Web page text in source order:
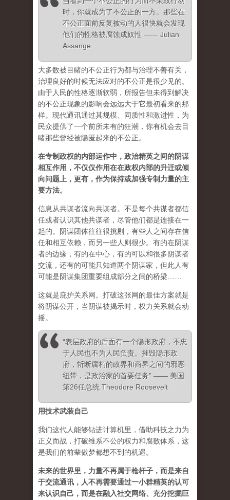
时，你就成为了不公正的一方。那些在
不公正面前反复被动的人很快就会发现
他们的性格被腐蚀成奴性 —— Julian
Assange
大多数被目睹的不公正行为都与治理不善有关，
治理良好的时候无法应对的不公正是很少见的。
由于人民的性格逐渐软弱，所报告但未得到解决
的不公正现象的影响会远远大于它最初看来的那
样。现代通讯通过其规模、同质性和激进性，为
民众提供了一个前所未有的狂潮，你有机会去目
睹那些曾经被隐匿起来的不公正。
在专制政权的内部运作中，政治精英之间的阴谋
相互作用，不仅仅作用在在政权内部的升迁或倾
向问题上，更有，作为保持或加强专制力量的主
要方法。
信息从共谋者流向共谋者。不是每个共谋者都信
任或者认识其他共谋者，尽管他们都是连接在一
起的。阴谋团体往往很挑剔，有些人之间存在信
任和相互依赖，而另一些人则很少。有的在阴谋
者的边缘，有的在中心，有的可以和很多阴谋者
交流，还有的可能只知道两个阴谋家，但此人有
可能是阴谋集团重要组成部分之间的桥梁……
这就是庇护关系网。打破这张网的最佳方案就是
将阴谋公开，当阴谋被揭示时，权力关系就会动
摇。
“表层政府的后面有一个隐形政府，不忠
于人民也不为人民负责。摧毁隐形政
府，斩断腐朽的政界和商界之间的邪恶
纽带，是政治家的首要任务” —— 美国
第26任总统 Theodore Roosevelt
用技术武装自己
我们这代人能够钻进计算机里，借助科技之力为
正义而战，打破维系不公的权力和腐败体系，这
是我们的前辈做梦都想不到的机遇。
未来的世界里，力量不再属于枪杆子，而是来自
于交流通讯，人不再需要通过一小群精英的认可
来认识自己，而是在融入社交网络、充分挖掘巨